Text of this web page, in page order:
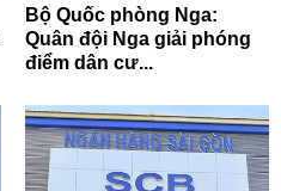
Bộ Quốc phòng Nga:
Quân đội Nga giải phóng
điểm dân cư...